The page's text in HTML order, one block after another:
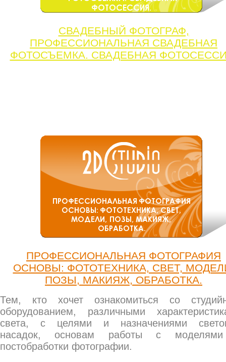
СВАДЕБНЫЙ ФОТОГРАФ,
ПРОФЕССИОНАЛЬНАЯ СВАДЕБНАЯ
ФОТОСЪЕМКА. СВАДЕБНАЯ
ПРОФЕССИОНАЛЬНАЯ ФОТОГРАФИЯ
ОСНОВЫ: ФОТОТЕХНИКА, СВЕТ,
ПОЗЫ, МАКИЯЖ, ОБРАБОТКА.
Тем, кто хочет ознакомиться со
оборудованием, различными
света, с целями и назначениями
насадок, основам работы с
постобработки фотографии.